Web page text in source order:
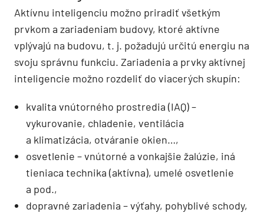
Aktívnu inteligenciu možno priradiť všetkým
prvkom a zariadeniam budovy, ktoré aktívne
vplývajú na budovu, t. j. požadujú určitú energiu na
svoju správnu funkciu. Zariadenia a prvky aktívnej
inteligencie možno rozdeliť do viacerých skupín:
kvalita vnútorného prostredia (IAQ) –
vykurovanie, chladenie, ventilácia
a klimatizácia, otváranie okien…,
osvetlenie – vnútorné a vonkajšie žalúzie, iná
tieniaca technika (aktívna), umelé osvetlenie
a pod.,
dopravné zariadenia – výťahy, pohyblivé schody,